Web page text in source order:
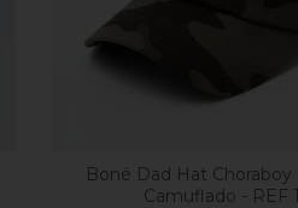
Boné Dad Hat Choraboy
Camuflado - REF